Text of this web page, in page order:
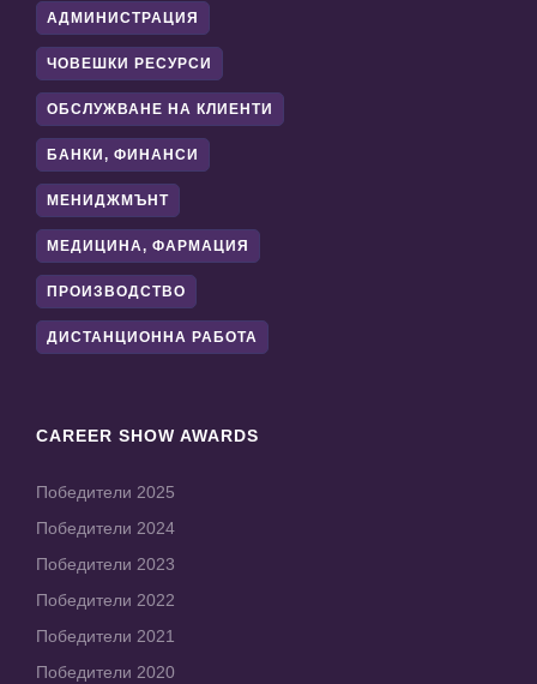
АДМИНИСТРАЦИЯ
ЧОВЕШКИ РЕСУРСИ
ОБСЛУЖВАНЕ НА КЛИЕНТИ
БАНКИ, ФИНАНСИ
МЕНИДЖМЪНТ
МЕДИЦИНА, ФАРМАЦИЯ
ПРОИЗВОДСТВО
ДИСТАНЦИОННА РАБОТА
CAREER SHOW AWARDS
Победители 2025
Победители 2024
Победители 2023
Победители 2022
Победители 2021
Победители 2020